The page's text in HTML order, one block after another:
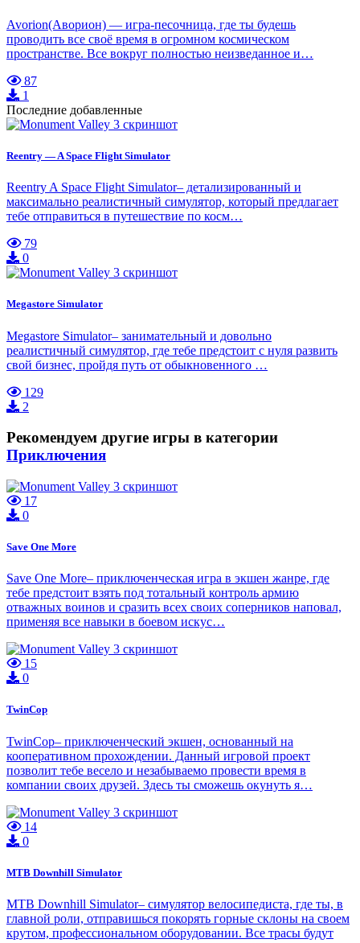
Avorion(Аворион) — игра-песочница, где ты будешь
проводить все своё время в огромном космическом
пространстве. Все вокруг полностью неизведанное и…
87
1
Последние добавленные
Reentry — A Space Flight Simulator
Reentry A Space Flight Simulator– детализированный и
максимально реалистичный симулятор, который предлагает
тебе отправиться в путешествие по косм…
79
0
Megastore Simulator
Megastore Simulator– занимательный и довольно
реалистичный симулятор, где тебе предстоит с нуля развить
свой бизнес, пройдя путь от обыкновенного …
129
2
Рекомендуем другие игры в категории
Приключения
17
0
Save One More
Save One More– приключенческая игра в экшен жанре, где
тебе предстоит взять под тотальный контроль армию
отважных воинов и сразить всех своих соперников наповал,
применяя все навыки в боевом искус…
15
0
TwinCop
TwinCop– приключенческий экшен, основанный на
кооперативном прохождении. Данный игровой проект
позволит тебе весело и незабываемо провести время в
компании своих друзей. Здесь ты сможешь окунуть я…
14
0
MTB Downhill Simulator
MTB Downhill Simulator– симулятор велосипедиста, где ты, в
главной роли, отправишься покорять горные склоны на своем
крутом, профессиональном оборудовании. Все трасы будут